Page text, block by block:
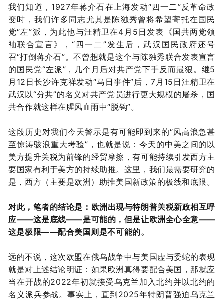
我们知道，1927年蒋介石在上海发动“四一二”反革命政
变时，我们许多同志尤其是陈独秀曾将希望寄托在国民
党“左”派，为此他与汪精卫在4月5日发表《国共两党领
袖联合宣言》，“四一二”发生后，武汉国民政府还号
召“打倒蒋介石”。不曾想就是这个与陈独秀联合发表宣言
的国民党“左派”，几个月后对共产党下手反而最狠。继5
月12日长沙许克祥发动“马日事件”后，7月15日汪精卫在
武汉以“分共”的名义对共产党员进行更大规模的屠杀，国
共合作就这样在腥风血雨中“脱钩”。
这段历史对我们今天警示是有可能即到来的“风高浪急甚
至惊涛骇浪重大考验”，也就是说：今天的中美之间的以
美方提升关税为前锋的经贸摩擦，有可能持续引发西方主
要国家有利于美方的持续助推。这里，我们最需要研究的
是，西方（主要是欧洲）助推美国新政策的极线和底限。
对此，笔者的结论是：欧洲出现与特朗普关税新政相互呼
应——这是底线——是可能的，但是让欧洲全心全意——
这是极限——配合美国则是不可能的。
远的不说，这次欧盟在俄乌战争中与美国虚与委蛇的表现
就是对上述结论明证：如果欧洲真得要配合美国，那就应
当在开战的2022年初就接受乌克兰加入北约并以北约的
名义派兵参战。事实上，直到2025年特朗普强迫乌克兰